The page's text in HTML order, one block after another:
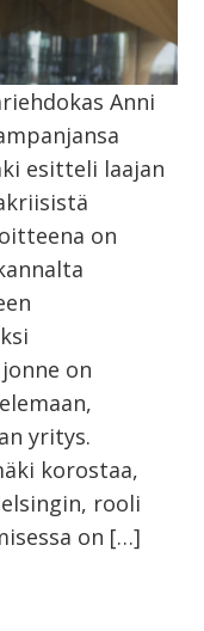
Anni
esitteli laajan
on
on
yritys.
korostaa,
rooli
on […]